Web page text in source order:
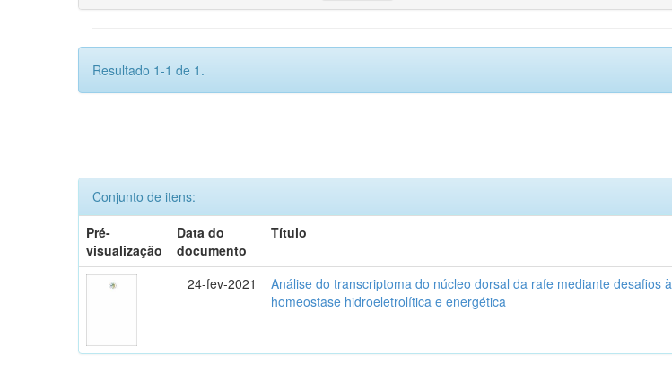
Resultado 1-1 de 1.
Conjunto de itens:
Pré-
visualização
Data do
documento
Título
24-fev-2021
Análise do transcriptoma do núcleo dorsal da rafe mediante desafios à
homeostase hidroeletrolítica e energética